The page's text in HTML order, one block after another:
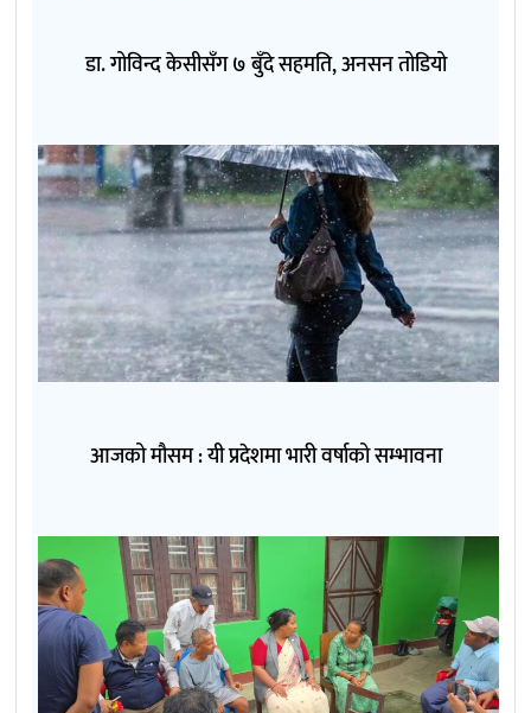
डा. गोविन्द केसीसँग ७ बुँदे सहमति, अनसन तोडियो
आजको मौसम : यी प्रदेशमा भारी वर्षाको सम्भावना